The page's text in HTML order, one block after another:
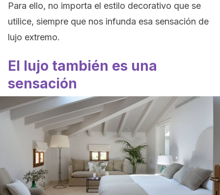
Para ello, no importa el estilo decorativo que se
utilice, siempre que nos infunda esa sensación de
lujo extremo.
El lujo también es una
sensación